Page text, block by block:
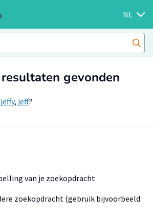
NL
gevonden
jeffy, jeff?
van je zoekopdracht
zoekopdracht (gebruik bijvoorbeeld